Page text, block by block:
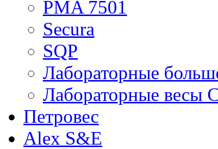
PMA 7501
Secura
SQP
Лабораторные
Лабораторные весы
Петровес
Alex S&E